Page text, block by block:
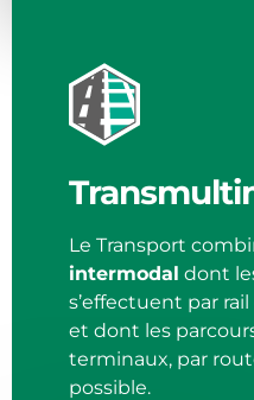
Le Transport
intermodal dont
s’effectuent par
et dont les
terminaux, par
possible.